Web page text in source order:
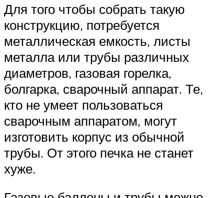
Для того чтобы собрать такую
конструкцию, потребуется
металлическая емкость, листы
металла или трубы различных
диаметров, газовая горелка,
болгарка, сварочный аппарат. Те,
кто не умеет пользоваться
сварочным аппаратом, могут
изготовить корпус из обычной
трубы. От этого печка не станет
хуже.